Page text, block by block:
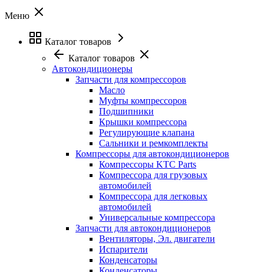
Меню
Каталог товаров
Каталог товаров
Автокондиционеры
Запчасти для компрессоров
Масло
Муфты компрессоров
Подшипники
Крышки компрессора
Регулирующие клапана
Сальники и ремкомплекты
Компрессоры для автокондиционеров
Компрессоры KTC Parts
Компрессора для грузовых
автомобилей
Компрессора для легковых
автомобилей
Универсальные компрессора
Запчасти для автокондиционеров
Вентиляторы, Эл. двигатели
Испарители
Конденсаторы